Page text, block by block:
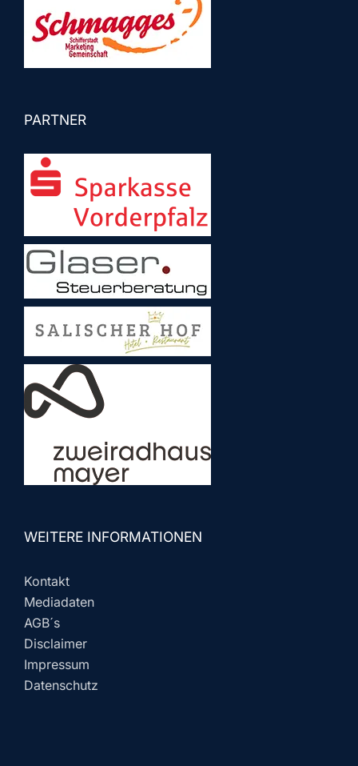
PARTNER
WEITERE INFORMATIONEN
Kontakt
Mediadaten
AGB´s
Disclaimer
Impressum
Datenschutz